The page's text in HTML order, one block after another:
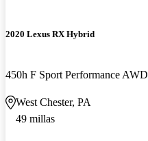
2020 Lexus RX Hybrid
450h F Sport Performance AWD
West Chester, PA
49 millas